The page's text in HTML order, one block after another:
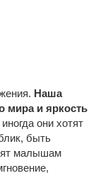
Наша
мира и яркость
они хотят
быть
малышам